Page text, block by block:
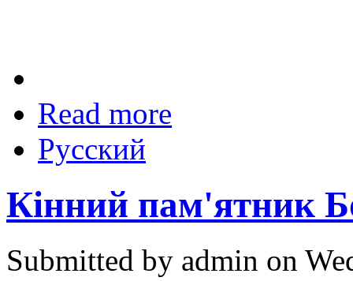
Read more
Русский
Кінний пам'ятник
Submitted by admin on